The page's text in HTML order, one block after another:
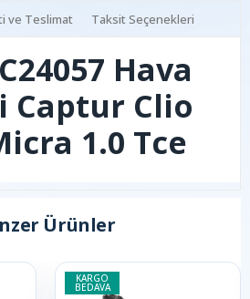
ve Teslimat Taksit Seçenekleri
Hava
Captur Clio
1.0 Tce
Ürünler
KARGO
BEDAVA